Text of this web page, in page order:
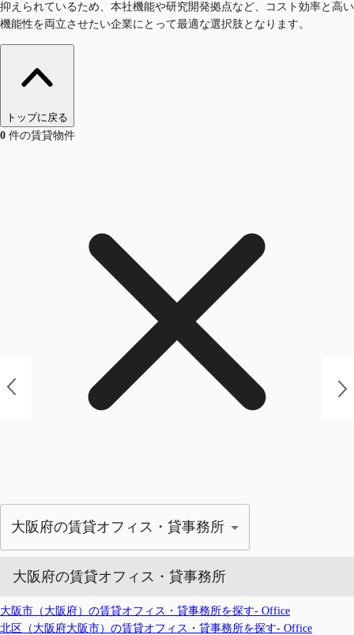
抑えられているため、本社機能や研究開発拠点など、コスト効率と高い
機能性を両立させたい企業にとって最適な選択肢となります。
トップに戻る
0 件の賃貸物件
大阪府の賃貸オフィス・貸事務所
大阪府の賃貸オフィス・貸事務所
大阪市（大阪府）の賃貸オフィス・貸事務所を探す- Office
北区（大阪府大阪市）の賃貸オフィス・貸事務所を探す- Office